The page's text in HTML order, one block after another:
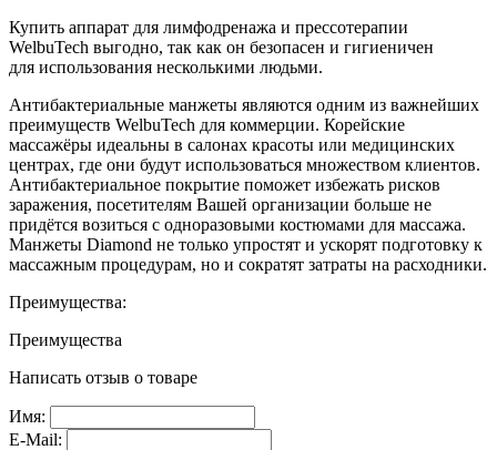
Купить аппарат для лимфодренажа и прессотерапии
WelbuTech выгодно, так как он безопасен и гигиеничен
для использования несколькими людьми.
Антибактериальные манжеты являются одним из важнейших
преимуществ WelbuTech для коммерции. Корейские
массажёры идеальны в салонах красоты или медицинских
центрах, где они будут использоваться множеством клиентов.
Антибактериальное покрытие поможет избежать рисков
заражения, посетителям Вашей организации больше не
придётся возиться с одноразовыми костюмами для массажа.
Манжеты Diamond не только упростят и ускорят подготовку к
массажным процедурам, но и сократят затраты на расходники.
Преимущества:
Преимущества
Написать отзыв о товаре
Имя:
E-Mail: